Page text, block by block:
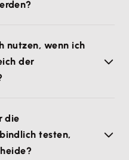
nutzen, wenn ich
der
die
testen,